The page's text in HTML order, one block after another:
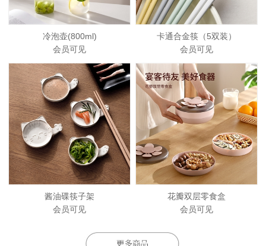
冷泡壶(800ml)
会员可见
卡通合金筷（5双装）
会员可见
酱油碟筷子架
会员可见
花瓣双层零食盒
会员可见